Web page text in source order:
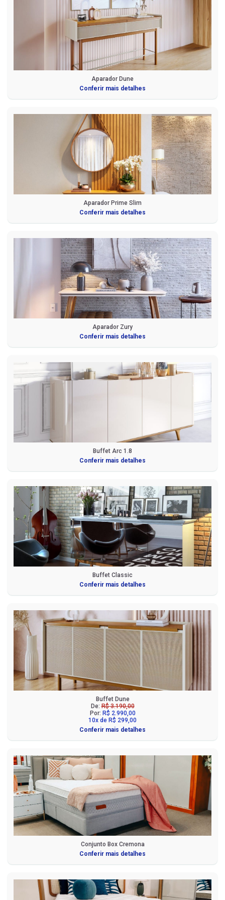
Aparador Dune
Conferir mais detalhes
Aparador Prime Slim
Conferir mais detalhes
Aparador Zury
Conferir mais detalhes
Buffet Arc 1.8
Conferir mais detalhes
Buffet Classic
Conferir mais detalhes
Buffet Dune
De:R$ 3.190,00
Por: R$ 2.990,00
10x de R$ 299,00
Conferir mais detalhes
Conjunto Box Cremona
Conferir mais detalhes